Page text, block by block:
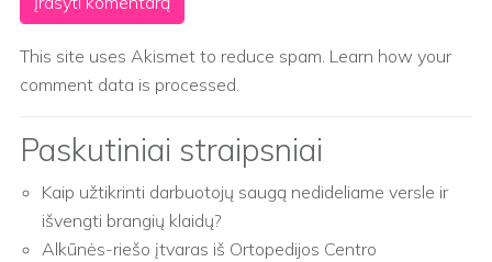
This site uses Akismet to reduce spam. Learn how your
comment data is processed.
Paskutiniai straipsniai
Kaip užtikrinti darbuotojų saugą nedideliame versle ir
išvengti brangių klaidų?
Alkūnės-riešo įtvaras iš Ortopedijos Centro